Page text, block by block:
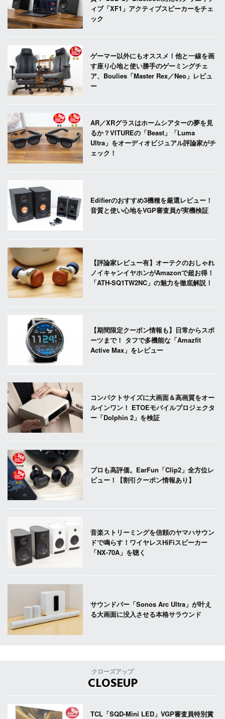
ィブ「XF1」アクティブスピーカーをチェ
ック
ゲーマー以外にもオススメ！他と一線を画
す座り心地と使い勝手のゲーミングチェ
ア、Boulies「Master Rex／Neo」レビュ
ー
AR／XRグラスはホームシアターの夢を見
るか？VITUREの「Beast」「Luma
Ultra」をオーディオビジュアル評論家がチ
ェック！
Edifierのおすすめ3機種を厳選レビュー！
音質と使い心地をVGP審査員が実機検証
【評論家レビュー有】オーテクのおしゃれ
ノイキャンイヤホンがAmazonで超お得！
「ATH-SQ1TW2NC」の魅力を徹底解説！
【期間限定クーポン情報も】日常からスポ
ーツまで！ タフで多機能な「Amazfit
Active Max」をレビュー
コンパクトサイズに大画面＆高画質をオー
ルインワン！ ETOEモバイルプロジェクタ
ー「Dolphin 2」を検証
プロも高評価。EarFun「Clip2」全方位レ
ビュー！【割引クーポン情報あり】
音楽ストリーミングを信頼のヤマハサウン
ドで鳴らす！ワイヤレスHiFiスピーカー
「NX-70A」を聴く
サウンドバー「Sonos Arc Ultra」が叶え
る大画面に没入させる本格サラウンド
クローズアップ
CLOSEUP
TCL「SQD-Mini LED」VGP審査員特別賞